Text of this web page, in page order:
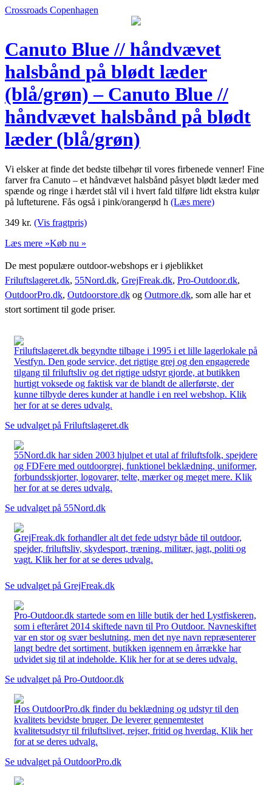
Crossroads Copenhagen
Canuto Blue // håndvævet
halsbånd på blødt læder
(blå/grøn) – Canuto Blue //
håndvævet halsbånd på blødt
læder (blå/grøn)
Vi elsker at finde det bedste tilbehør til vores firbenede venner! Fine
farver fra Canuto – et håndvævet halsbånd påsyet blødt læder med
spænde og ringe i hærdet stål vil i hvert fald tilføre lidt ekstra kulør
på lufteturene. Fås også i pink/orangerød h (Læs mere)
349 kr. (Vis fragtpris)
Læs mere »Køb nu »
De mest populære outdoor-webshops er i øjeblikket
Friluftslageret.dk, 55Nord.dk, GrejFreak.dk, Pro-Outdoor.dk,
OutdoorPro.dk, Outdoorstore.dk og Outmore.dk, som alle har et
stort sortiment til gode priser.
Friluftslageret.dk begyndte tilbage i 1995 i et lille lagerlokale på
Vestfyn. Den gode service, det rigtige grej og den engagerede
tilgang til friluftsliv og det rigtige udstyr gjorde, at butikken
hurtigt voksede og faktisk var de blandt de allerførste, der
kunne tilbyde deres kunder at handle i en reel webshop. Klik
her for at se deres udvalg.
Se udvalget på Friluftslageret.dk
55Nord.dk har siden 2003 hjulpet et utal af friluftsfolk, spejdere
og FDFere med outdoorgrej, funktionel beklædning, uniformer,
forbundsskjorter, logovarer, telte, mærker og meget mere. Klik
her for at se deres udvalg.
Se udvalget på 55Nord.dk
GrejFreak.dk forhandler alt det fede udstyr både til outdoor,
spejder, friluftsliv, skydesport, træning, militær, jagt, politi og
vagt. Klik her for at se deres udvalg.
Se udvalget på GrejFreak.dk
Pro-Outdoor.dk startede som en lille butik der hed Lystfiskeren,
som i efteråret 2014 skiftede navn til Pro Outdoor. Navneskiftet
var en stor og svær beslutning, men det nye navn repræsenterer
langt bedre det sortiment, butikken igennem en årrække har
udvidet sig til at indeholde. Klik her for at se deres udvalg.
Se udvalget på Pro-Outdoor.dk
Hos OutdoorPro.dk finder du beklædning og udstyr til den
kvalitets bevidste bruger. De leverer gennemtestet
kvalitetsudstyr til friluftslivet, rejser, fritid og hverdag. Klik her
for at se deres udvalg.
Se udvalget på OutdoorPro.dk